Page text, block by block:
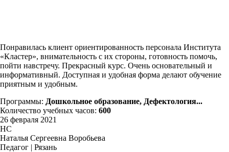
Понравилась клиент ориентированность персонала Института
«Кластер», внимательность с их стороны, готовность помочь,
пойти навстречу. Прекрасный курс. Очень основательный и
информативный. Доступная и удобная форма делают обучение
приятным и удобным.
Программы: Дошкольное образование, Дефектология...
Количество учебных часов: 600
26 февраля 2021
НС
Наталья Сергеевна Воробьева
Педагог | Рязань